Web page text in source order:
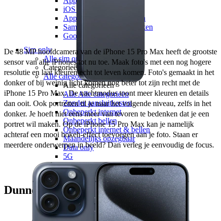
iOS vs Android
Apple iPhones vergelijken
Samsung Galaxy vergelijken
Google Pixels vergelijken
Sim only
Alle sim only
Categorieën
Alle categorieën
Alle categorieën
Alle Alle categorieën
Zonder aansluitkosten
Onbeperkt internet
Onbeperkt bellen
Onbeperkt internet & bellen
Maandelijks opzegbaar
Data only
5G
Alleen bellen
Providers
Odido
Vodafone
KPN
hollandsnieuwe
Ben
De 48 MP hoofdcamera van de iPhone 15 Pro Max heeft de grootste
sensor van alle iPhones tot nu toe. Maak foto's met een nog hogere
resolutie en laat kleuren echt tot leven komen. Foto's gemaakt in het
donker of bij weinig licht komen nog beter tot zijn recht met de
iPhone 15 Pro Max. De nachtmodus toont meer kleuren en details
dan ooit. Ook portretten til je naar het volgende niveau, zelfs in het
donker. Je hoeft niet eens meer van tevoren te bedenken dat je een
portret wil maken. Op de iPhone 15 Pro Max kan je namelijk
achteraf een mooi bokeh-effect toevoegen aan je foto. Staan er
meerdere onderwerpen in beeld? Dan verleg je eenvoudig de focus.
Dunnere schermranden